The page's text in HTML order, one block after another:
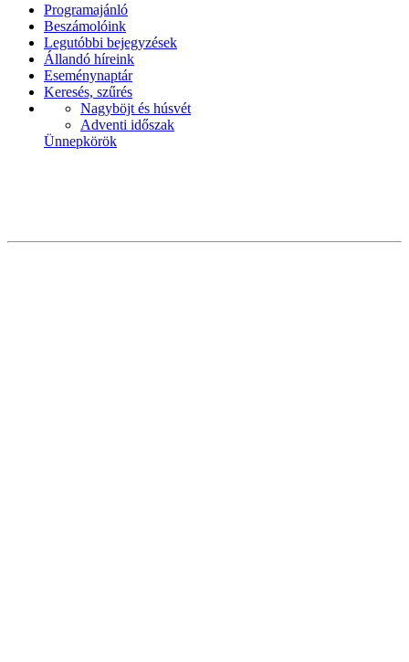
Programajánló
Beszámolóink
Legutóbbi bejegyzések
Állandó híreink
Eseménynaptár
Keresés, szűrés
Nagyböjt és húsvét
Adventi időszak
Ünnepkörök